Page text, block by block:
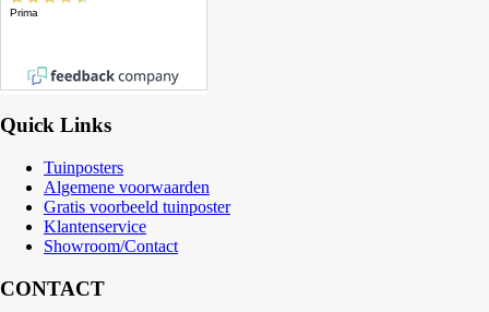
Quick Links
Tuinposters
Algemene voorwaarden
Gratis voorbeeld tuinposter
Klantenservice
Showroom/Contact
CONTACT